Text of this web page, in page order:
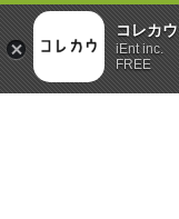
コレカウ
iEnt inc.
FREE